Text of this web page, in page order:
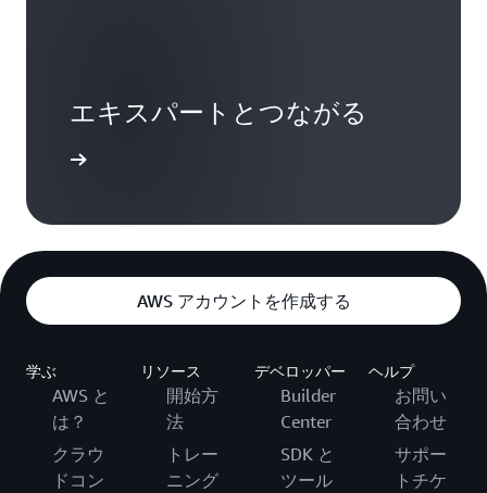
エキスパートとつながる
AWS アカウントを作成する
学ぶ
AWS と
は？
クラウ
ドコン
リソース
開始方
法
トレー
ニング
デベロッパー
Builder
Center
SDK と
ツール
ヘルプ
お問い
合わせ
サポー
トチケ